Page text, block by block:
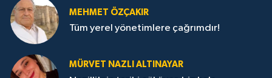
MEHMET ÖZÇAKIR
Tüm yerel yönetimlere çağrımdır!
MÜRVET NAZLI ALTINAYAR